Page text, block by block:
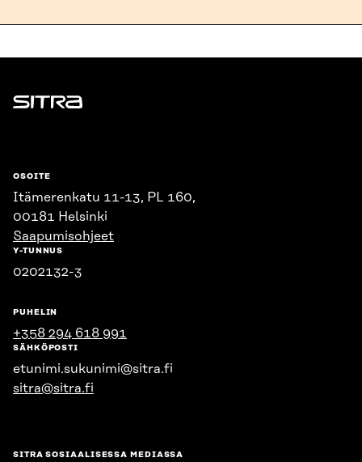
Sitra
OSOITE
Itämerenkatu 11-13, PL 160,
00181 Helsinki
Saapumisohjeet
Y-TUNNUS
0202132-3
PUHELIN
+358 294 618 991
SÄHKÖPOSTI
etunimi.sukunimi@sitra.fi
sitra@sitra.fi
SITRA SOSIAALISESSA MEDIASSA